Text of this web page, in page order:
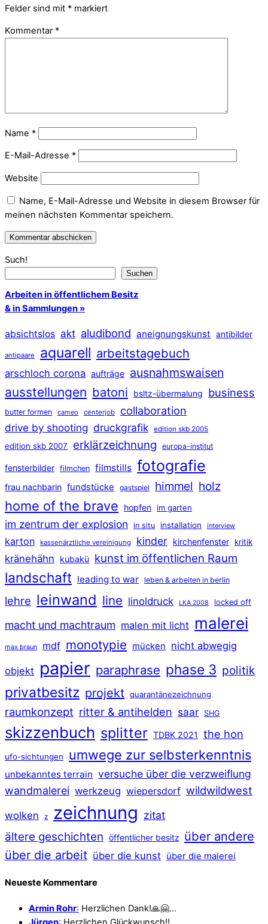
Felder sind mit * markiert
Kommentar *
Name *
E-Mail-Adresse *
Website
Name, E-Mail-Adresse und Website in diesem Browser für
meinen nächsten Kommentar speichern.
Such!
Suchen
Arbeiten in öffentlichem Besitz
& in Sammlungen »
absichtslos akt aludibond aneignungskunst antibilder
antipaare aquarell arbeitstagebuch
arschloch corona aufträge ausnahmswaisen
ausstellungen batoni bsltz-übermalung business
butter formen cameo centerjob collaboration
drive by shooting druckgrafik edition skb 2005
edition skb 2007 erklärzeichnung europa-institut
fensterbilder filmchen filmstills fotografie
frau nachbarin fundstücke gastspiel himmel holz
home of the brave hopfen im garten
im zentrum der explosion in situ installation interview
karton kassenärztliche vereinigung kinder kirchenfenster kritik
kränehähn kubakü kunst im öffentlichen Raum
landschaft leading to war leben & arbeiten in berlin
lehre leinwand line linoldruck LKA 2008 locked off
macht und machtraum malen mit licht malerei
max braun mdf monotypie mücken nicht abwegig
objekt papier paraphrase phase 3 politik
privatbesitz projekt quarantänezeichnung
raumkonzept ritter & antihelden saar SHG
skizzenbuch splitter TDBK 2021 the hon
ufo-sichtungen umwege zur selbsterkenntnis
unbekanntes terrain versuche über die verzweiflung
wandmalerei werkzeug wiepersdorf wildwildwest
wolken z zeichnung zitat
ältere geschichten öffentlicher besitz über andere
über die arbeit über die kunst über die malerei
Neueste Kommentare
Armin Rohr: Herzlichen Dank!🙏🤗…